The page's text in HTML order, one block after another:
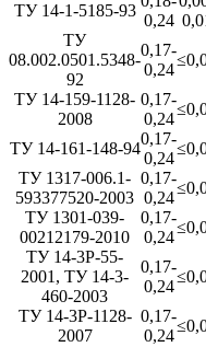
ТУ 14-1-5185-93
0,24
ТУ
08.002.0501.5348-
92
0,17-
0,24
ТУ 14-159-1128-
2008
0,17-
0,24
ТУ 14-161-148-94
0,17-
0,24
TУ 1317-006.1-
593377520-2003
0,17-
0,24
ТУ 1301-039-
00212179-2010
0,17-
0,24
ТУ 14-3Р-55-
2001, ТУ 14-3-
460-2003
0,17-
0,24
ТУ 14-3Р-1128-
2007
0,17-
0,24